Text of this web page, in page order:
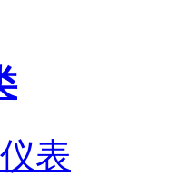
表